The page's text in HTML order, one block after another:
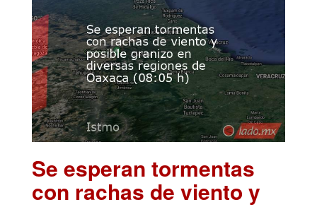
Se esperan tormentas
con rachas de viento y